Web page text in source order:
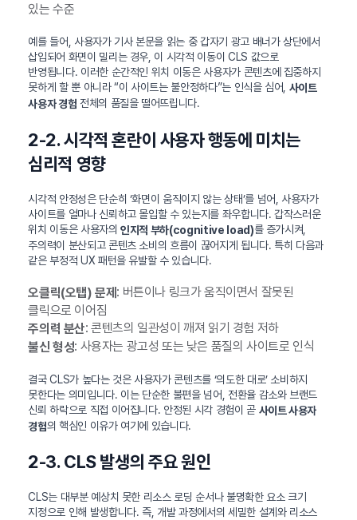
있는 수준
예를 들어, 사용자가 기사 본문을 읽는 중 갑자기 광고 배너가 상단에서
삽입되어 화면이 밀리는 경우, 이 시각적 이동이 CLS 값으로
반영됩니다. 이러한 순간적인 위치 이동은 사용자가 콘텐츠에 집중하지
못하게 할 뿐 아니라 “이 사이트는 불안정하다”는 인식을 심어, 사이트
사용자 경험 전체의 품질을 떨어뜨립니다.
2-2. 시각적 혼란이 사용자 행동에 미치는
심리적 영향
시각적 안정성은 단순히 ‘화면이 움직이지 않는 상태’를 넘어, 사용자가
사이트를 얼마나 신뢰하고 몰입할 수 있는지를 좌우합니다. 갑작스러운
위치 이동은 사용자의인지적 부하(cognitive load)를 증가시켜,
주의력이 분산되고 콘텐츠 소비의 흐름이 끊어지게 됩니다. 특히 다음과
같은 부정적 UX 패턴을 유발할 수 있습니다.
오클릭(오탭) 문제 : 버튼이나 링크가 움직이면서 잘못된
클릭으로 이어짐
주의력 분산: 콘텐츠의 일관성이 깨져 읽기 경험 저하
불신 형성: 사용자는 광고성 또는 낮은 품질의 사이트로 인식
결국 CLS가 높다는 것은 사용자가 콘텐츠를 ‘의도한 대로’ 소비하지
못한다는 의미입니다. 이는 단순한 불편을 넘어, 전환율 감소와 브랜드
신뢰 하락으로 직접 이어집니다. 안정된 시각 경험이 곧 사이트 사용자
경험의 핵심인 이유가 여기에 있습니다.
2-3. CLS 발생의 주요 원인
CLS는 대부분 예상치 못한 리소스 로딩 순서나 불명확한 요소 크기
지정으로 인해 발생합니다. 즉, 개발 과정에서의 세밀한 설계와 리소스